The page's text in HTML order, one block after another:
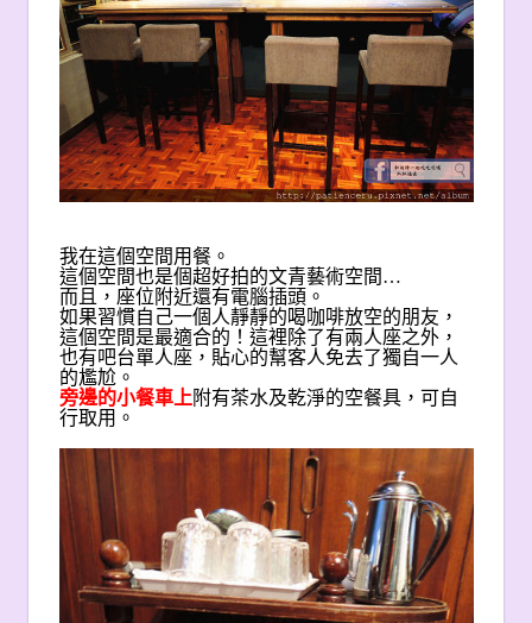
我在這個空間用餐。
這個空間也是個超好拍的文青藝術空間…
而且，座位附近還有電腦插頭。
如果習慣自己一個人靜靜的喝咖啡放空的朋友，
這個空間是最適合的！這裡除了有兩人座之外，
也有吧台單人座，貼心的幫客人免去了獨自一人
的尷尬。
旁邊的小餐車上 附有茶水及乾淨的空餐具，可自
行取用。